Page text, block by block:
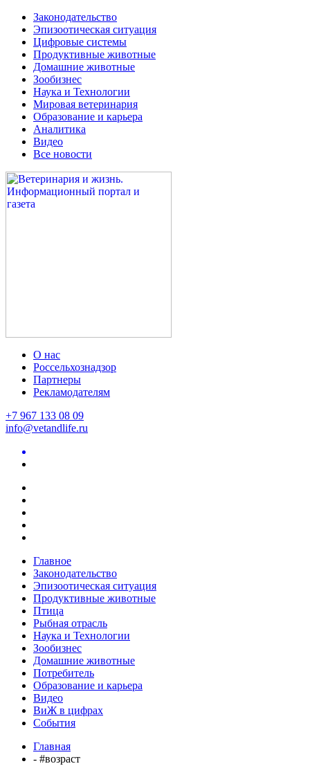
Законодательство
Эпизоотическая ситуация
Цифровые системы
Продуктивные животные
Домашние животные
Зообизнес
Наука и Технологии
Мировая ветеринария
Образование и карьера
Аналитика
Видео
Все новости
О нас
Россельхознадзор
Партнеры
Рекламодателям
+7 967 133 08 09
info@vetandlife.ru
Главное
Законодательство
Эпизоотическая ситуация
Продуктивные животные
Птица
Рыбная отрасль
Наука и Технологии
Зообизнес
Домашние животные
Потребитель
Образование и карьера
Видео
ВиЖ в цифрах
События
Главная
- #возраст